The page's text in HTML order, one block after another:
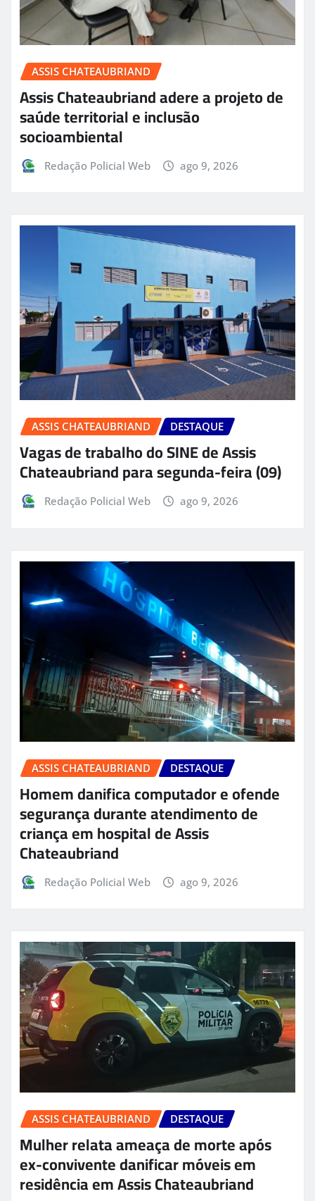
ASSIS CHATEAUBRIAND
Assis Chateaubriand adere a projeto de
saúde territorial e inclusão
socioambiental
Redação Policial Web ago 9, 2026
ASSIS CHATEAUBRIAND DESTAQUE
Vagas de trabalho do SINE de Assis
Chateaubriand para segunda-feira (09)
Redação Policial Web ago 9, 2026
ASSIS CHATEAUBRIAND DESTAQUE
Homem danifica computador e ofende
segurança durante atendimento de
criança em hospital de Assis
Chateaubriand
Redação Policial Web ago 9, 2026
ASSIS CHATEAUBRIAND DESTAQUE
Mulher relata ameaça de morte após
ex-convivente danificar móveis em
residência em Assis Chateaubriand